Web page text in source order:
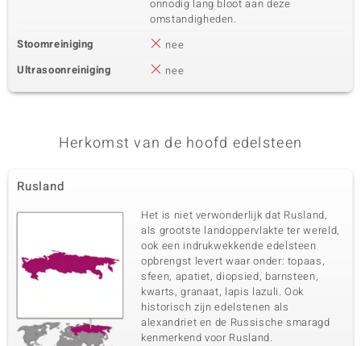
Herkomst
Cambodja
onnodig lang bloot aan deze
omstandigheden.
Stoomreiniging
nee
Ultrasoonreiniging
nee
Herkomst van de hoofd edelsteen
Rusland
Het is niet verwonderlijk dat Rusland,
als grootste landoppervlakte ter wereld,
ook een indrukwekkende edelsteen
opbrengst levert waar onder: topaas,
sfeen, apatiet, diopsied, barnsteen,
kwarts, granaat, lapis lazuli. Ook
historisch zijn edelstenen als
alexandriet en de Russische smaragd
kenmerkend voor Rusland.